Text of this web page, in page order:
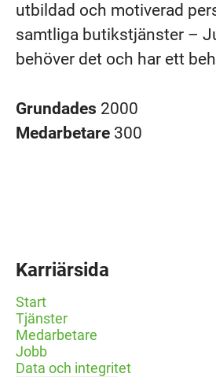
utbildad och motiverad
samtliga butikstjänster –
behöver det och har ett
Grundades 2000
Medarbetare 300
Karriärsida
Start
Tjänster
Medarbetare
Jobb
Data och integritet